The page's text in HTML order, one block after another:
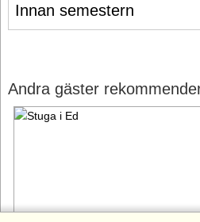
Innan semestern
Andra gäster